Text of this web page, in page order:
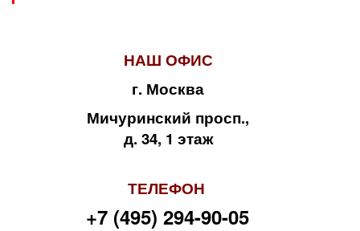
НАШ ОФИС
г. Москва
Мичуринский просп.,
д. 34, 1 этаж
ТЕЛЕФОН
+7 (495) 294-90-05